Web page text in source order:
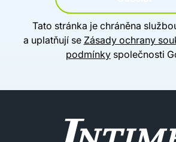
Tato stránka je chráněna
a uplatňují se Zásady ochrany
podmínky společnosti